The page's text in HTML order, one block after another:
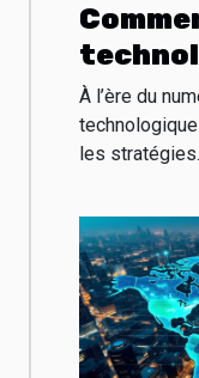
À l’ère du
les